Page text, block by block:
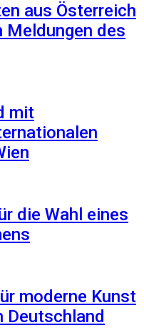
aus Österreich
des
mit
die Wahl eines
moderne Kunst
Deutschland